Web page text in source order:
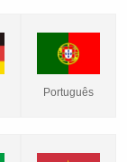
Português